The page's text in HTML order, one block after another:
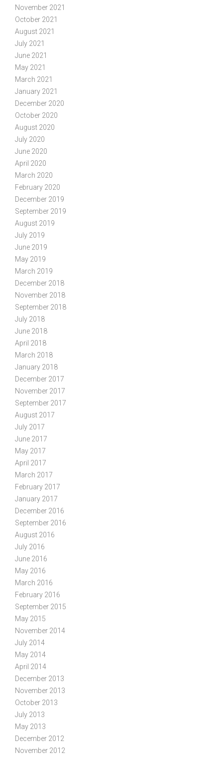
November 2021
October 2021
August 2021
July 2021
June 2021
May 2021
March 2021
January 2021
December 2020
October 2020
August 2020
July 2020
June 2020
April 2020
March 2020
February 2020
December 2019
September 2019
August 2019
July 2019
June 2019
May 2019
March 2019
December 2018
November 2018
September 2018
July 2018
June 2018
April 2018
March 2018
January 2018
December 2017
November 2017
September 2017
August 2017
July 2017
June 2017
May 2017
April 2017
March 2017
February 2017
January 2017
December 2016
September 2016
August 2016
July 2016
June 2016
May 2016
March 2016
February 2016
September 2015
May 2015
November 2014
July 2014
May 2014
April 2014
December 2013
November 2013
October 2013
July 2013
May 2013
December 2012
November 2012